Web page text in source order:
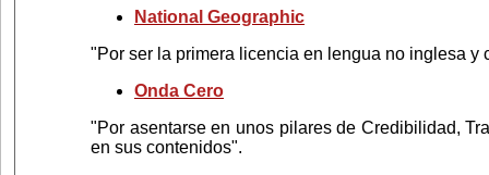
National Geographic
"Por ser la primera licencia en lengua no inglesa
Onda Cero
"Por asentarse en unos pilares de Credibilidad,
en sus contenidos".